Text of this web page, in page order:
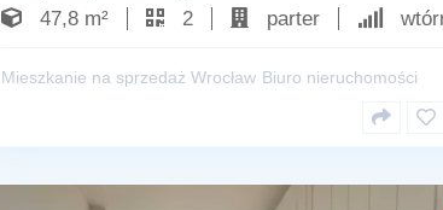
47,8 m² 2 parter
Mieszkanie na sprzedaż Wrocław Biuro nieruchomości